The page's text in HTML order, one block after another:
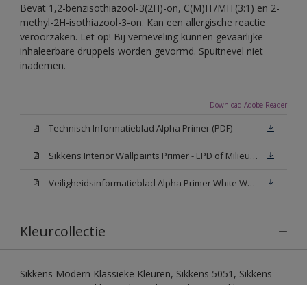
Bevat 1,2-benzisothiazool-3(2H)-on, C(M)IT/MIT(3:1) en 2-
methyl-2H-isothiazool-3-on. Kan een allergische reactie
veroorzaken. Let op! Bij verneveling kunnen gevaarlijke
inhaleerbare druppels worden gevormd. Spuitnevel niet
inademen.
Download Adobe Reader
Technisch Informatieblad Alpha Primer (PDF)
Sikkens Interior Wallpaints Primer - EPD of Milieuproductverklaring
Veiligheidsinformatieblad Alpha Primer White W05 (MSDS)
Kleurcollectie
Sikkens Modern Klassieke Kleuren, Sikkens 5051, Sikkens